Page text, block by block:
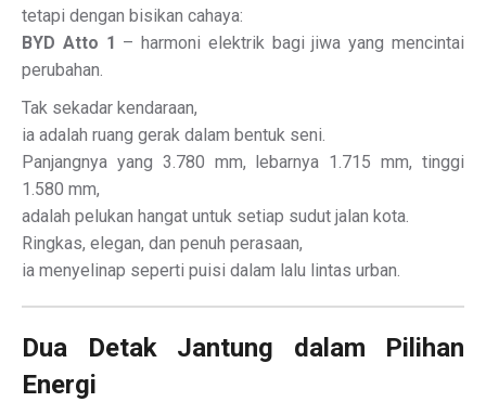
tetapi dengan bisikan cahaya:
BYD Atto 1 – harmoni elektrik bagi jiwa yang mencintai
perubahan.
Tak sekadar kendaraan,
ia adalah ruang gerak dalam bentuk seni.
Panjangnya yang 3.780 mm, lebarnya 1.715 mm, tinggi
1.580 mm,
adalah pelukan hangat untuk setiap sudut jalan kota.
Ringkas, elegan, dan penuh perasaan,
ia menyelinap seperti puisi dalam lalu lintas urban.
Dua Detak Jantung dalam Pilihan
Energi